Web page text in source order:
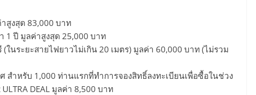
สูงสุด 83,000 บาท
1 ปี มูลค่าสูงสุด 25,000 บาท
ในระยะสายไฟยาวไม่เกิน 20 เมตร) มูลค่า 60,000 บาท (ไม่รวม
สำหรับ 1,000 ท่านแรกที่ทำการจองสิทธิ์ลงทะเบียนเพื่อซื้อในช่วง
DEAL มูลค่า 8,500 บาท